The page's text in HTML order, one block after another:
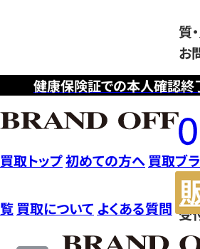
健康保険証での本人確認
質
お
フ
リ
ー
ダ
イ
ヤ
ル
受
買取トップ初めての方へ 買取ブ
覧 買取について よくある質問